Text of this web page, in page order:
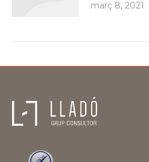
març 8, 2021